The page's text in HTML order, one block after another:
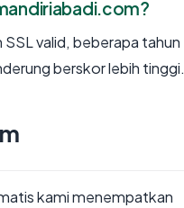
valid, beberapa tahun
berskor lebih tinggi.
kami menempatkan